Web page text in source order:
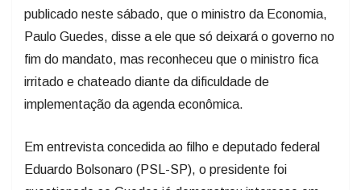
publicado neste sábado, que o ministro da Economia,
Paulo Guedes, disse a ele que só deixará o governo no
fim do mandato, mas reconheceu que o ministro fica
irritado e chateado diante da dificuldade de
implementação da agenda econômica.
Em entrevista concedida ao filho e deputado federal
Eduardo Bolsonaro (PSL-SP), o presidente foi